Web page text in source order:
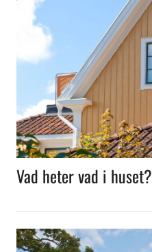
Vad heter vad i huset?